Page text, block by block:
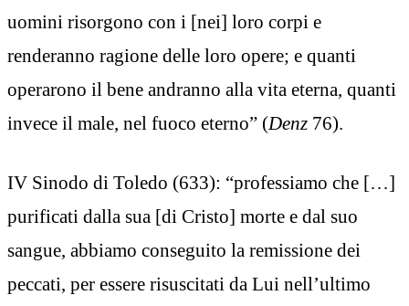
uomini risorgono con i [nei] loro corpi e
renderanno ragione delle loro opere; e quanti
operarono il bene andranno alla vita eterna, quanti
invece il male, nel fuoco eterno” (Denz 76).
IV Sinodo di Toledo (633): “professiamo che […]
purificati dalla sua [di Cristo] morte e dal suo
sangue, abbiamo conseguito la remissione dei
peccati, per essere risuscitati da Lui nell’ultimo